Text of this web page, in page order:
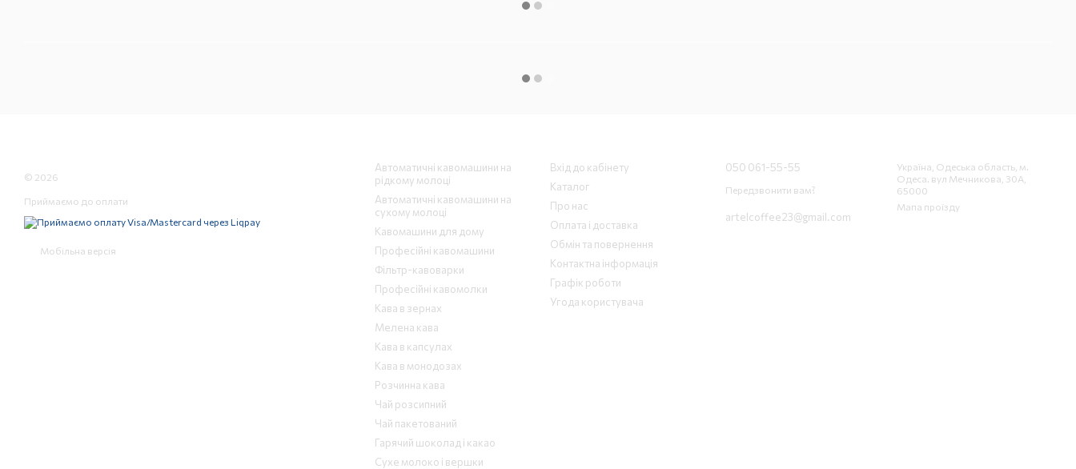
© 2026
Приймаємо до оплати
Мобільна версія
Автоматичні кавомашини на
рідкому молоці
Автоматичні кавомашини на
сухому молоці
Кавомашини для дому
Професійні кавомашини
Фільтр-кавоварки
Професійні кавомолки
Кава в зернах
Мелена кава
Кава в капсулах
Кава в монодозах
Розчинна кава
Чай розсипний
Чай пакетований
Гарячий шоколад і какао
Сухе молоко і вершки
Вхід до кабінету
Каталог
Про нас
Оплата і доставка
Обмін та повернення
Контактна інформація
Графік роботи
Угода користувача
050 061-55-55
Передзвонити вам?
artelcoffee23@gmail.com
Україна, Одеська область, м.
Одеса. вул Мечникова, 30А,
65000
Мапа проїзду